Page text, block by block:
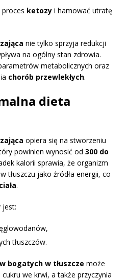
proces ketozy i hamować utratę
nie tylko sprzyja redukcji
na ogólny stan zdrowia.
metabolicznych oraz
chorób przewlekłych.
dieta
opiera się na stworzeniu
powinien wynosić od 300 do
kalorii sprawia, że organizm
tłuszczu jako źródła energii, co
.
jest:
tłuszczów.
bogatych w tłuszcze może
we krwi, a także przyczynia